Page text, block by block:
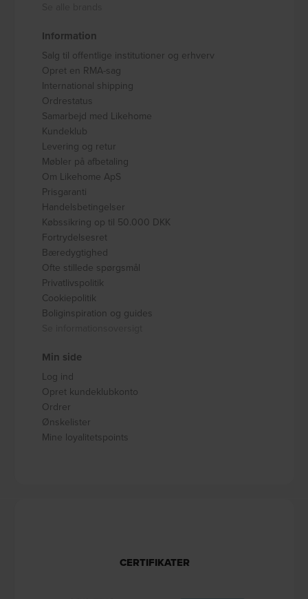
Information
Salg til offentlige institutioner og erhverv
Opret en RMA-sag
International shipping
Ordrestatus
Samarbejd med Likehome
Kundeklub
Levering og retur
Møbler på afbetaling
Om Likehome ApS
Prisgaranti
Handelsbetingelser
Købssikring op til 50.000 DKK
Fortrydelsesret
Bæredygtighed
Ofte stillede spørgsmål
Privatlivspolitik
Cookiepolitik
Boliginspiration og guides
Min side
Log ind
Opret kundeklubkonto
Ordrer
Ønskelister
Mine loyalitetspoints
CERTIFIKATER